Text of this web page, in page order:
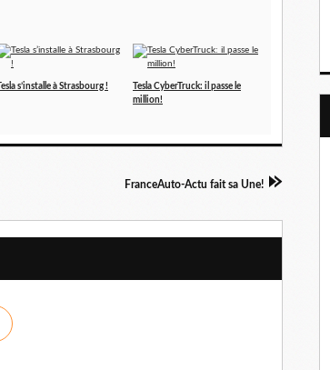
Tesla s’installe à Strasbourg !
Tesla CyberTruck: il passe le
million!
FranceAuto-Actu fait sa Une!